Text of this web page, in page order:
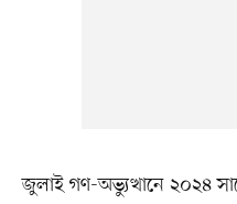
জুলাই গণ-অভ্যুত্থানে ২০২৪